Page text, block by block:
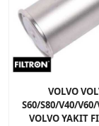
VOLVO
S60/S80/V40/V60/
VOLVO YAKIT